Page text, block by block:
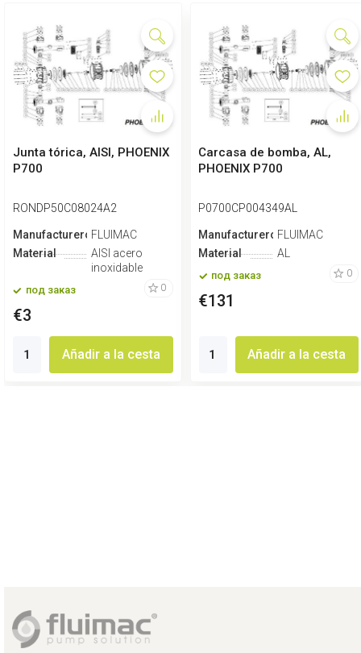
Junta tórica, AISI, PHOENIX
P700
RONDP50C08024A2
Manufacturero FLUIMAC
Material
AISI acero
inoxidable
под заказ 0
€3
Añadir a la cesta
Carcasa de bomba, AL,
PHOENIX P700
P0700CP004349AL
Manufacturero FLUIMAC
Material
AL
под заказ 0
€131
Añadir a la cesta